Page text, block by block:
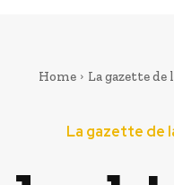
Home La gazette de
La gazette de